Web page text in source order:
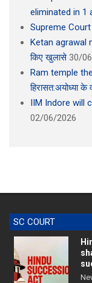
eliminated in 1
Supreme Court
Ketan agrawal
किए खुलासे 30/
Ram temple
हिरासत:अयोध्या
IIM Indore will
02/06/2026
SC COURT